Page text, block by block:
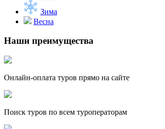
Зима
Весна
Наши преимущества
Онлайн-оплата туров прямо на сайте
Поиск туров по всем туроператорам